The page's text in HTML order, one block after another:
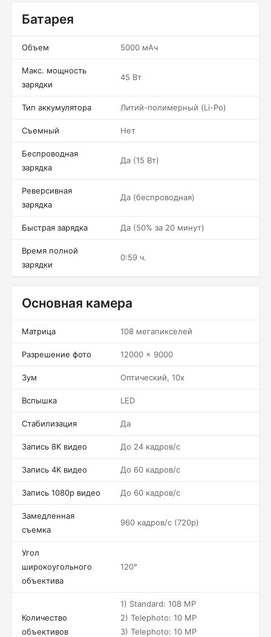
Батарея
Объем 5000 мАч
Макс. мощность
зарядки
45 Вт
Тип аккумулятора Литий-полимерный (Li-Po)
Съемный Нет
Беспроводная
зарядка
Да (15 Вт)
Реверсивная
зарядка
Да (беспроводная)
Быстрая зарядка Да (50% за 20 минут)
Время полной
зарядки
0:59 ч.
Основная камера
Матрица 108 мегапикселей
Разрешение фото 12000 x 9000
Зум Оптический, 10x
Вспышка LED
Стабилизация Да
Запись 8K видео До 24 кадров/c
Запись 4K видео До 60 кадров/c
Запись 1080p видео До 60 кадров/c
Замедленная
съемка
960 кадров/c (720p)
Угол
широкоугольного
объектива
120°
Количество
объективов
1) Standard: 108 MP
2) Telephoto: 10 MP
3) Telephoto: 10 MP